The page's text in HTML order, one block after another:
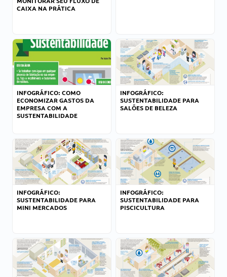
CAIXA NA PRÁTICA
INFOGRÁFICO: COMO
ECONOMIZAR GASTOS DA
EMPRESA COM A
SUSTENTABILIDADE
INFOGRÁFICO:
SUSTENTABILIDADE PARA
SALÕES DE BELEZA
INFOGRÁFICO:
SUSTENTABILIDADE PARA
MINI MERCADOS
INFOGRÁFICO:
SUSTENTABILIDADE PARA
PISCICULTURA